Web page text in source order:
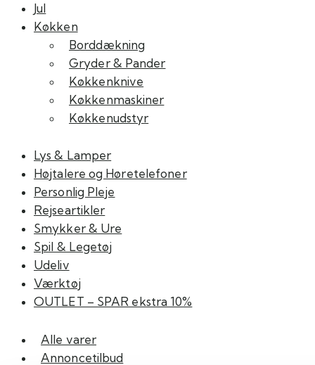
Jul
Køkken
Borddækning
Gryder & Pander
Køkkenknive
Køkkenmaskiner
Køkkenudstyr
Lys & Lamper
Højtalere og Høretelefoner
Personlig Pleje
Rejseartikler
Smykker & Ure
Spil & Legetøj
Udeliv
Værktøj
OUTLET – SPAR ekstra 10%
Alle varer
Annoncetilbud